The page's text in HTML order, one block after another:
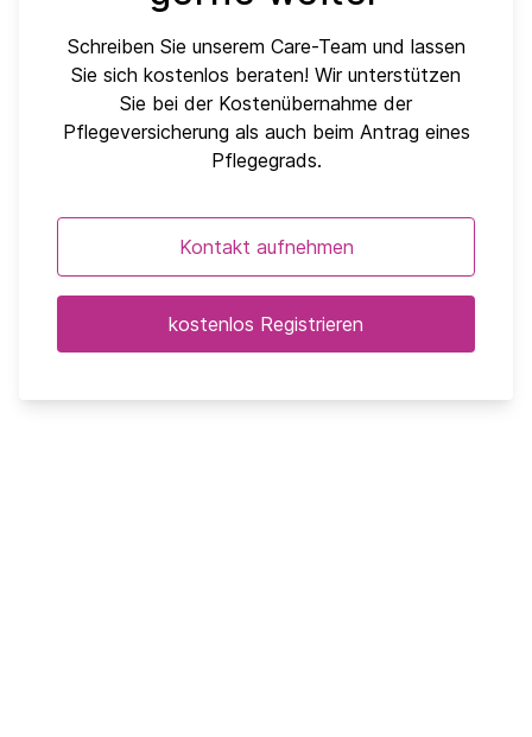
Schreiben Sie unserem Care-Team und lassen
Sie sich kostenlos beraten! Wir unterstützen
Sie bei der Kostenübernahme der
Pflegeversicherung als auch beim Antrag eines
Pflegegrads.
Kontakt aufnehmen
kostenlos Registrieren